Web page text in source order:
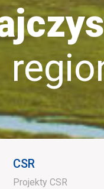
CSR
Projekty CSR